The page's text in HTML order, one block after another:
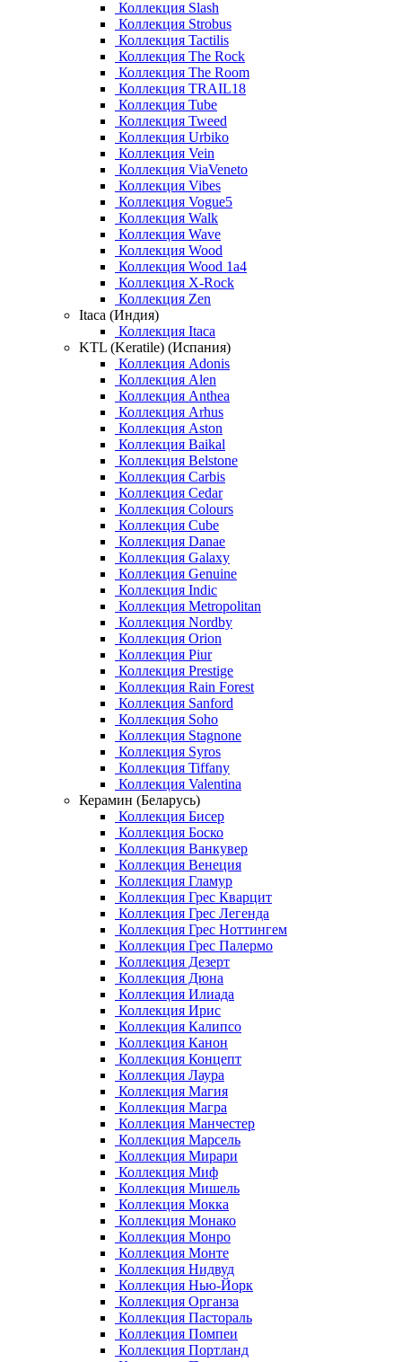
Коллекция Slash
Коллекция Strobus
Коллекция Tactilis
Коллекция The Rock
Коллекция The Room
Коллекция TRAIL18
Коллекция Tube
Коллекция Tweed
Коллекция Urbiko
Коллекция Vein
Коллекция ViaVeneto
Коллекция Vibes
Коллекция Vogue5
Коллекция Walk
Коллекция Wave
Коллекция Wood
Коллекция Wood 1a4
Коллекция X-Rock
Коллекция Zen
Itaca (Индия)
Коллекция Itaca
KTL (Keratile) (Испания)
Коллекция Adonis
Коллекция Alen
Коллекция Anthea
Коллекция Arhus
Коллекция Aston
Коллекция Baikal
Коллекция Belstone
Коллекция Carbis
Коллекция Cedar
Коллекция Colours
Коллекция Cube
Коллекция Danae
Коллекция Galaxy
Коллекция Genuine
Коллекция Indic
Коллекция Metropolitan
Коллекция Nordby
Коллекция Orion
Коллекция Piur
Коллекция Prestige
Коллекция Rain Forest
Коллекция Sanford
Коллекция Soho
Коллекция Stagnone
Коллекция Syros
Коллекция Tiffany
Коллекция Valentina
Керамин (Беларусь)
Коллекция Бисер
Коллекция Боско
Коллекция Ванкувер
Коллекция Венеция
Коллекция Гламур
Коллекция Грес Кварцит
Коллекция Грес Легенда
Коллекция Грес Ноттингем
Коллекция Грес Палермо
Коллекция Дезерт
Коллекция Дюна
Коллекция Илиада
Коллекция Ирис
Коллекция Калипсо
Коллекция Канон
Коллекция Концепт
Коллекция Лаура
Коллекция Магия
Коллекция Магра
Коллекция Манчестер
Коллекция Марсель
Коллекция Мирари
Коллекция Миф
Коллекция Мишель
Коллекция Мокка
Коллекция Монако
Коллекция Монро
Коллекция Монте
Коллекция Нидвуд
Коллекция Нью-Йорк
Коллекция Органза
Коллекция Пастораль
Коллекция Помпеи
Коллекция Портланд